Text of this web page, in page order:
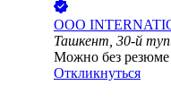
ООО
Ташкент, 30-й
Можно без резюме
Откликнуться